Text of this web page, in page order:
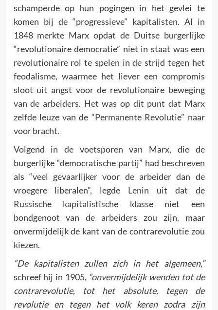
schamperde op hun pogingen in het gevlei te
komen bij de “progressieve” kapitalisten. Al in
1848 merkte Marx opdat de Duitse burgerlijke
“revolutionaire democratie” niet in staat was een
revolutionaire rol te spelen in de strijd tegen het
feodalisme, waarmee het liever een compromis
sloot uit angst voor de revolutionaire beweging
van de arbeiders. Het was op dit punt dat Marx
zelfde leuze van de “Permanente Revolutie” naar
voor bracht.
Volgend in de voetsporen van Marx, die de
burgerlijke “democratische partij” had beschreven
als “veel gevaarlijker voor de arbeider dan de
vroegere liberalen”, legde Lenin uit dat de
Russische kapitalistische klasse niet een
bondgenoot van de arbeiders zou zijn, maar
onvermijdelijk de kant van de contrarevolutie zou
kiezen.
“De kapitalisten zullen zich in het algemeen,”
schreef hij in 1905, “onvermijdelijk wenden tot de
contrarevolutie, tot het absolute, tegen de
revolutie en tegen het volk keren zodra zijn